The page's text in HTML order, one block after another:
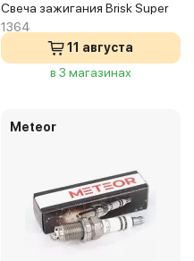
Свеча зажигания Brisk Super
1364
11 августа
в 3 магазинах
Meteor